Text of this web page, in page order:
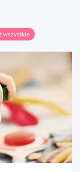
wszystkie